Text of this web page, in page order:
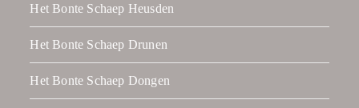
Het Bonte Schaep Heusden
Het Bonte Schaep Drunen
Het Bonte Schaep Dongen